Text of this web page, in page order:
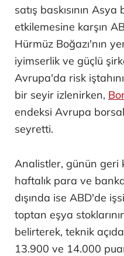
satış baskısının
etkilemesine karşın
Hürmüz Boğazı'nın
iyimserlik ve güçlü
Avrupa'da risk
bir seyir izlenirken,
endeksi Avrupa
seyretti.
Analistler, günün geri
haftalık para ve
dışında ise ABD'de
toptan eşya
belirterek, teknik
13.900 ve 14.000